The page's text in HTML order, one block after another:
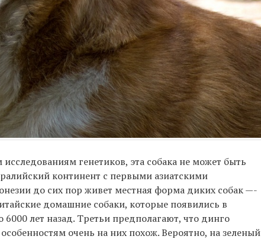
генетиков, эта собака не может быть
континент с первыми азиатскими
до сих пор живет местная форма диких собак —-
домашние собаки, которые появились в
лет назад. Третьи предполагают, что динго
очень на них похож. Вероятно, на зеленый